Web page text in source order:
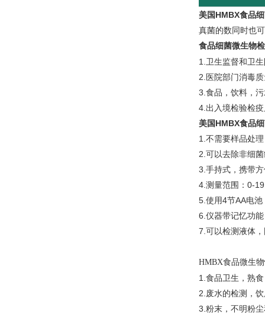
美国HMBX食品
真菌的数同时也
食品细菌微生物
1.卫生监督和卫
2.医院部门消毒
3.食品，饮料，
4.出入境检验检
美国HMBX食品
1.不需要样品处
2.可以去除非细
3.手持式，携带
4.测量范围：0-
5.使用4节AA电池
6.仪器带记忆功
7.可以检测液体
HMBX食品微生
1.食品卫生，熟
2.废水的检测，
3.粉末，不明粉